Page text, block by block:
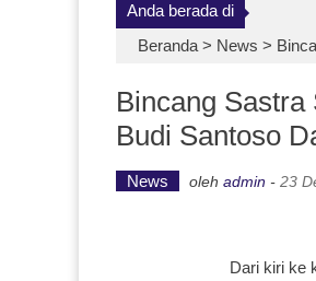
Anda berada di
Beranda > News >
Bincang
Budi Santoso
News oleh admin - 23
Dari kiri ke